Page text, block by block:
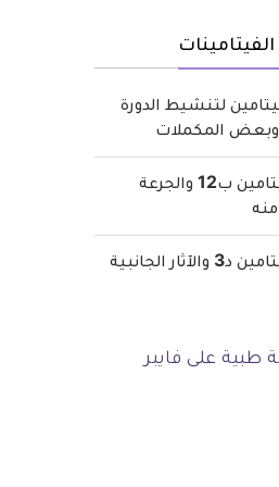
لتنشيط الدورة
وبعض المكملات
فوائد فيتامين ب12 والجرعة
منه
فوائد فيتامين د3 والآثار الجانبية